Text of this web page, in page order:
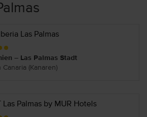
Las Palmas
– Las Palmas Stadt
Canaria (Kanaren)
Las Palmas by MUR Hotels